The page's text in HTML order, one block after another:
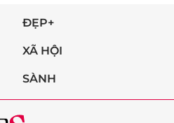
ĐẸP+
XÃ HỘI
SÀNH